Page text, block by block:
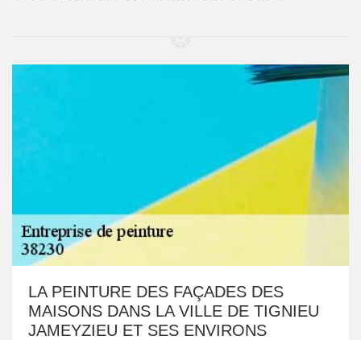
LA PEINTURE DES FAÇADES DES
MAISONS DANS LA VILLE DE TIGNIEU
JAMEYZIEU ET SES ENVIRONS